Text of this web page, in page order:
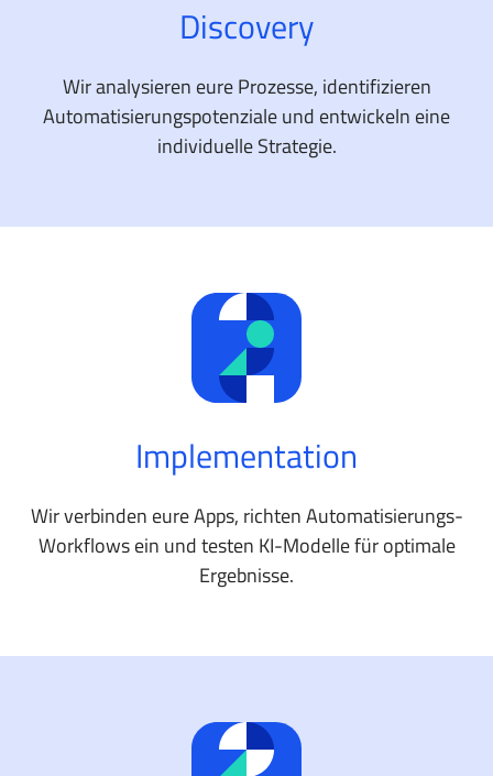
Discovery
Wir analysieren eure Prozesse, identifizieren
Automatisierungs­potenziale und entwickeln eine
individuelle Strategie.
Implementation
Wir verbinden eure Apps, richten Automatisierungs-
Workflows ein und testen KI-Modelle für optimale
Ergebnisse.